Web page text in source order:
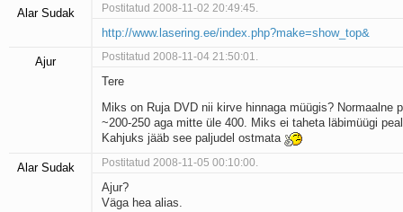
Alar Sudak Postitatud 2008-11-02 20:49:45.
http://www.lasering.ee/index.php?make=show_top&
Ajur Postitatud 2008-11-04 21:50:01.
Tere
Miks on Ruja DVD nii kirve hinnaga müügis? Normaalne
~200-250 aga mitte üle 400. Miks ei taheta läbimüügi
Kahjuks jääb see paljudel ostmata
Alar Sudak Postitatud 2008-11-05 00:10:00.
Ajur?
Väga hea alias.